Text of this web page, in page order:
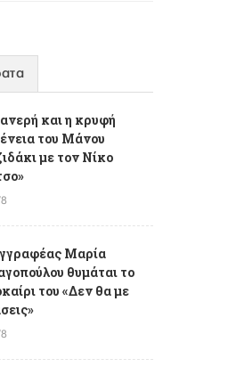
και η κρυφή
του Μάνου
με τον Νίκο
Μαρία
θυμάται το
του «Δεν θα με